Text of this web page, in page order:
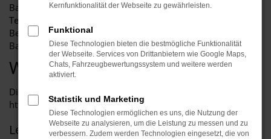
Bayerisches Gesetz zur Gleichstellung, Integration und
Teilhabe von Menschen mit Behinderung (Bayerisches
Behindertengleichstellungsgesetz – BayBGG) und Bayerische
Barrierefreie Informationstechnik-Verordnung (BayBITV)
Website
Diese Erklärung zur Barrierefreiheit gilt für die Website
https://www.stiglmayr-mehrauto.de
Letzte Aktualisierung der Website
Kernfunktionalität der Webseite zu gewährleisten.
Funktional
Diese Technologien bieten die bestmögliche Funktionalität
der Webseite. Services von Drittanbietern wie Google Maps,
Chats, Fahrzeugbewertungssystem und weitere werden
aktiviert.
Statistik und Marketing
Diese Technologien ermöglichen es uns, die Nutzung der
Webseite zu analysieren, um die Leistung zu messen und zu
verbessern. Zudem werden Technologien eingesetzt, die von